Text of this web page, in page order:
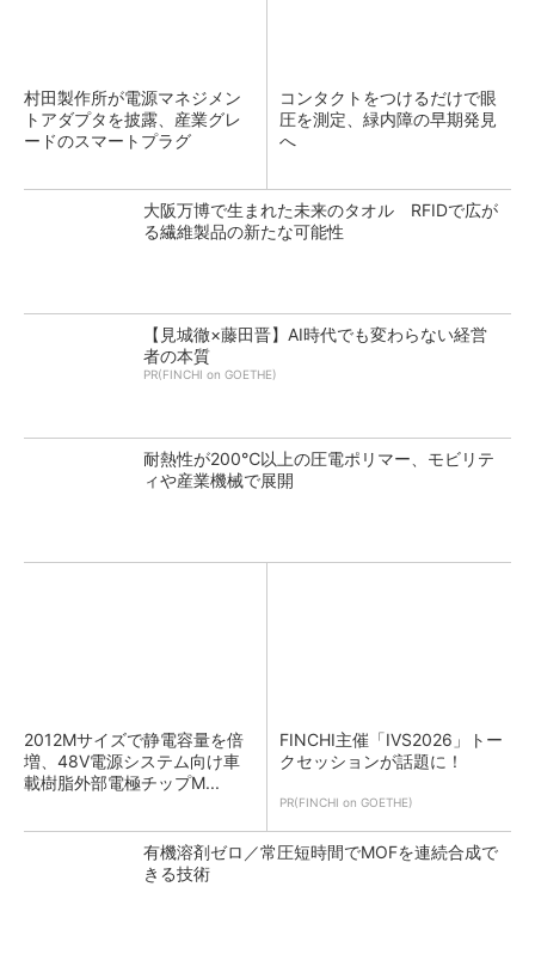
村田製作所が電源マネジメン
トアダプタを披露、産業グレ
ードのスマートプラグ
コンタクトをつけるだけで眼
圧を測定、緑内障の早期発見
へ
大阪万博で生まれた未来のタオル RFIDで広が
る繊維製品の新たな可能性
【見城徹×藤田晋】AI時代でも変わらない経営
者の本質
PR(FINCHI on GOETHE)
耐熱性が200℃以上の圧電ポリマー、モビリテ
ィや産業機械で展開
2012Mサイズで静電容量を倍
増、48V電源システム向け車
載樹脂外部電極チップM...
FINCHI主催「IVS2026」トー
クセッションが話題に！
PR(FINCHI on GOETHE)
有機溶剤ゼロ／常圧短時間でMOFを連続合成で
きる技術